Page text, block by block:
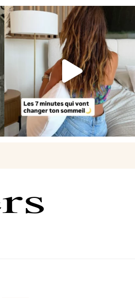
Le sommeil est essentiel à notre bien-
être… et...
102 14